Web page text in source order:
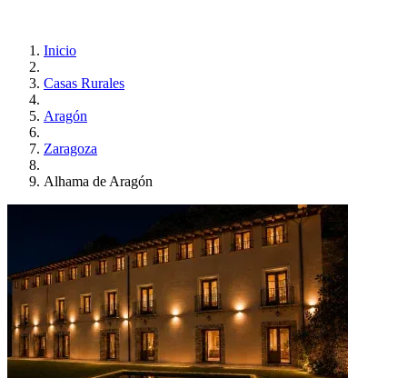
Inicio
Casas Rurales
Aragón
Zaragoza
Alhama de Aragón